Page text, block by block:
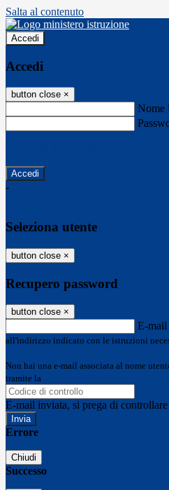
Salta al contenuto
Accedi
Accedi
button close ×
Nome
-
Seleziona utente
button close ×
Recupero password
button close ×
E-mail
all'indirizzo indicato con le istruzioni
Non hai una e-mail associata al nome
tramite la
E-mail inviata, si prega di
Errore
Chiudi
Successo